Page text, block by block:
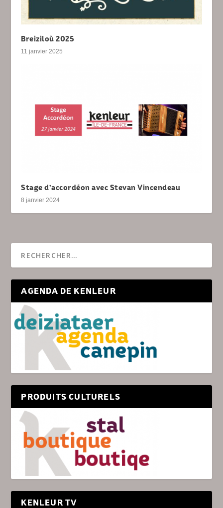
Breiziloù 2025
11 janvier 2025
Stage d’accordéon avec Stevan Vincendeau
8 janvier 2024
AGENDA DE KENLEUR
PRODUITS CULTURELS
KENLEUR TV